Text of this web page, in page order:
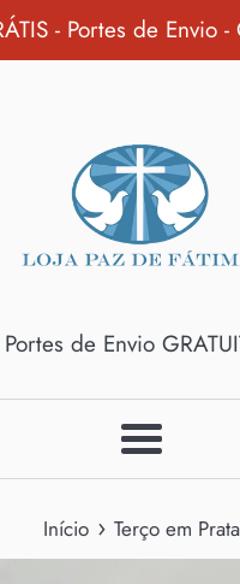
- Portes de Envio -
Portes de Envio
Menu
Início › Terço em Prata